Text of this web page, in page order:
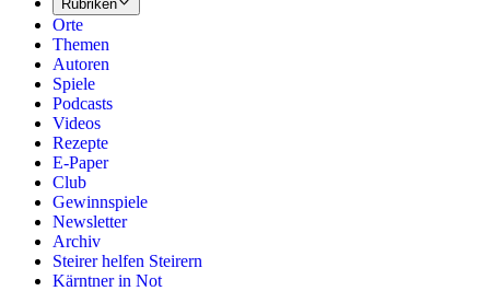
Rubriken
Orte
Themen
Autoren
Spiele
Podcasts
Videos
Rezepte
E-Paper
Club
Gewinnspiele
Newsletter
Archiv
Steirer helfen Steirern
Kärntner in Not